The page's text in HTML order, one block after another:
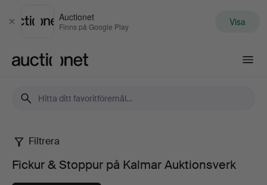
Stäng
Auctionet
Finns på Google Play Visa
Fickur
Filtrera
Fickur & Stoppur på Kalmar Auktionsverk